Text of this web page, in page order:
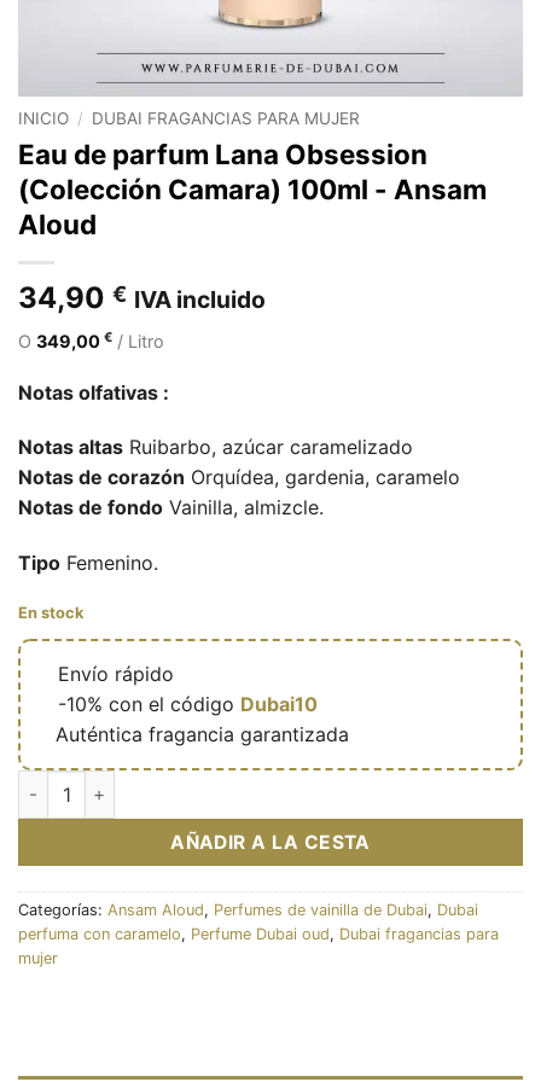
INICIO / DUBAI FRAGANCIAS PARA MUJER
Eau de parfum Lana Obsession
(Colección Camara) 100ml - Ansam
Aloud
34,90 € IVA incluido
O 349,00 € / Litro
Notas olfativas :
Notas altas Ruibarbo, azúcar caramelizado
Notas de corazón Orquídea, gardenia, caramelo
Notas de fondo Vainilla, almizcle.
Tipo Femenino.
En stock
Envío rápido
-10% con el código Dubai10
Auténtica fragancia garantizada
Eau de parfum Lana Obsession (Collection Camara) 100ml –
AÑADIR A LA CESTA
Categorías: Ansam Aloud, Perfumes de vainilla de Dubai, Dubai
perfuma con caramelo, Perfume Dubai oud, Dubai fragancias para
mujer